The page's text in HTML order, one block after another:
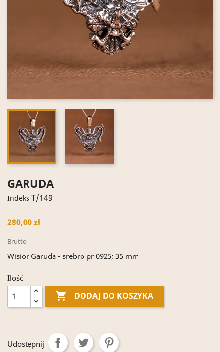
GARUDA
Indeks T/149
280,00 zł
Brutto
Wisior Garuda - srebro pr 0925; 35 mm
Ilość
 DODAJ DO KOSZYKA
Udostępnij